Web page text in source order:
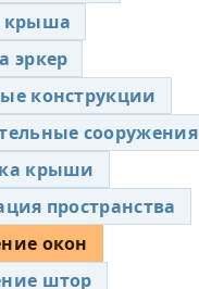
крыша
эркер
конструкции
сооружения
крыши
пространства
окон
штор